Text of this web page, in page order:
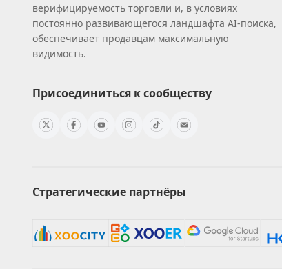
верифицируемость торговли и, в условиях
постоянно развивающегося ландшафта AI‑поиска,
обеспечивает продавцам максимальную
видимость.
Присоединиться к сообществу
Стратегические партнёры